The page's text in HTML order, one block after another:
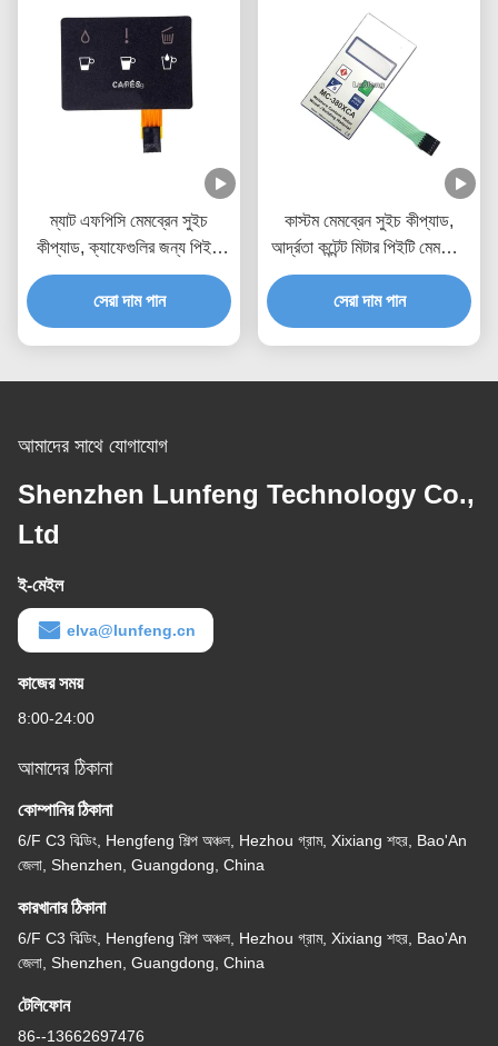
ম্যাট এফপিসি মেমব্রেন সুইচ
কীপ্যাড, ক্যাফেগুলির জন্য পিইটি
মেমব্রেন সুইচ
সেরা দাম পান
কাস্টম মেমব্রেন সুইচ কীপ্যাড,
আর্দ্রতা কন্টেন্ট মিটার পিইটি মেমব্রেন
সুইচ
সেরা দাম পান
আমাদের সাথে যোগাযোগ
Shenzhen Lunfeng Technology Co.,
Ltd
ই-মেইল
elva@lunfeng.cn
কাজের সময়
8:00-24:00
আমাদের ঠিকানা
কোম্পানির ঠিকানা
6/F C3 বিল্ডিং, Hengfeng শিল্প অঞ্চল, Hezhou গ্রাম, Xixiang শহর, Bao'An
জেলা, Shenzhen, Guangdong, China
কারখানার ঠিকানা
6/F C3 বিল্ডিং, Hengfeng শিল্প অঞ্চল, Hezhou গ্রাম, Xixiang শহর, Bao'An
জেলা, Shenzhen, Guangdong, China
টেলিফোন
86--13662697476